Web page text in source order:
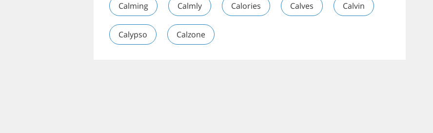
Calming Calmly Calories Calves Calvin
Calypso Calzone